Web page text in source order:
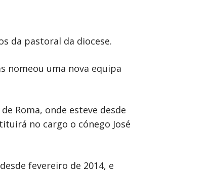
da pastoral da diocese.
nomeou uma nova equipa
Roma, onde esteve desde
no cargo o cónego José
fevereiro de 2014, e